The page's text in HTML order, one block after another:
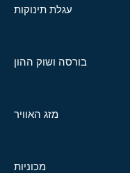
עגלת תינוקות
בורסה ושוק ההון
מזג האוויר
מכוניות